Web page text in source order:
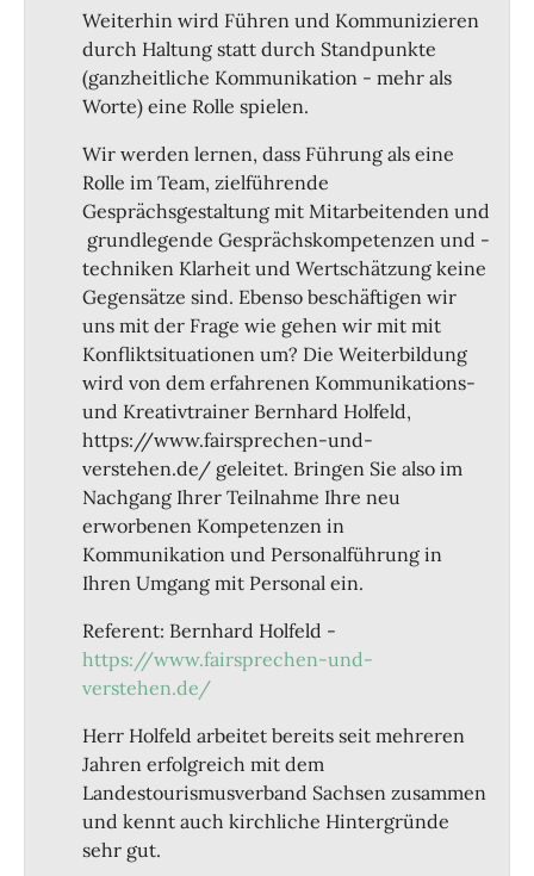
Weiterhin wird Führen und Kommunizieren
durch Haltung statt durch Standpunkte
(ganzheitliche Kommunikation - mehr als
Worte) eine Rolle spielen.
Wir werden lernen, dass Führung als eine
Rolle im Team, zielführende
Gesprächsgestaltung mit Mitarbeitenden und
grundlegende Gesprächskompetenzen und -
techniken Klarheit und Wertschätzung keine
Gegensätze sind. Ebenso beschäftigen wir
uns mit der Frage wie gehen wir mit mit
Konfliktsituationen um? Die Weiterbildung
wird von dem erfahrenen Kommunikations-
und Kreativtrainer Bernhard Holfeld,
https://www.fairsprechen-und-
verstehen.de/ geleitet. Bringen Sie also im
Nachgang Ihrer Teilnahme Ihre neu
erworbenen Kompetenzen in
Kommunikation und Personalführung in
Ihren Umgang mit Personal ein.
Referent: Bernhard Holfeld -
https://www.fairsprechen-und-
verstehen.de/
Herr Holfeld arbeitet bereits seit mehreren
Jahren erfolgreich mit dem
Landestourismusverband Sachsen zusammen
und kennt auch kirchliche Hintergründe
sehr gut.